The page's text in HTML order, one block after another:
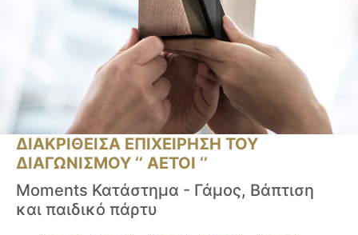
ΔΙΑΚΡΙΘΕΙΣΑ ΕΠΙΧΕΙΡΗΣΗ ΤΟΥ
ΔΙΑΓΩΝΙΣΜΟΥ ‘’ ΑΕΤΟΙ ‘’
Moments Κατάστημα - Γάμος, Βάπτιση
και παιδικό πάρτυ